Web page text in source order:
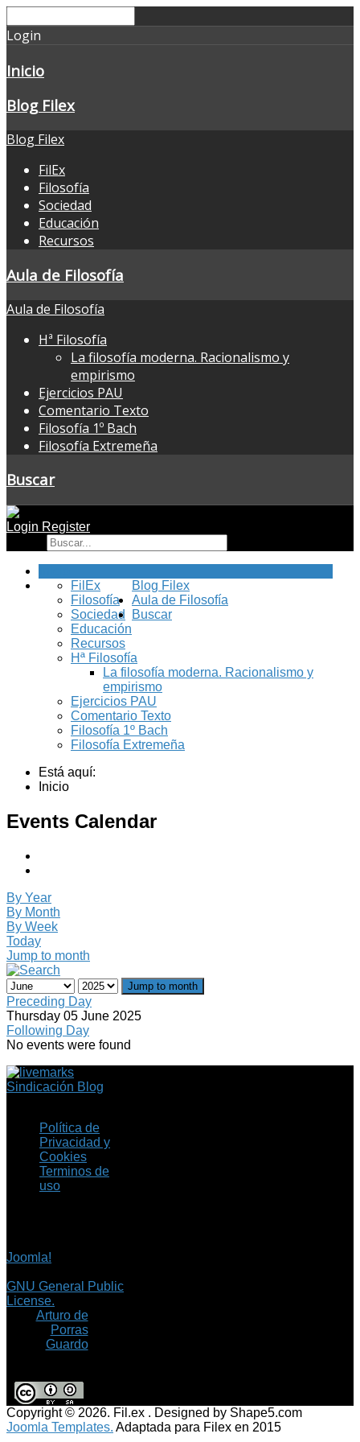
Login
Inicio
Blog Filex
Blog Filex
FilEx
Filosofía
Sociedad
Educación
Recursos
Aula de Filosofía
Aula de Filosofía
Hª Filosofía
La filosofía moderna. Racionalismo y
empirismo
Ejercicios PAU
Comentario Texto
Filosofía 1º Bach
Filosofía Extremeña
Buscar
Login Register
Blog Filex
FilEx
Filosofía
Sociedad
Educación
Recursos
Aula de Filosofía
Hª Filosofía
La filosofía moderna. Racionalismo y
empirismo
Ejercicios PAU
Comentario Texto
Filosofía 1º Bach
Filosofía Extremeña
Buscar
Está aquí:
Inicio
Events Calendar
By Year
By Month
By Week
Today
Jump to month
Jump to month
Preceding Day
Thursday 05 June 2025
Following Day
No events were found
Sindicación Blog
Política de
Privacidad y
Cookies
Terminos de
uso
Joomla!
GNU General Public
License.
Arturo de
Porras
Guardo
Copyright © 2026. Fil.ex . Designed by Shape5.com
Joomla Templates. Adaptada para Filex en 2015